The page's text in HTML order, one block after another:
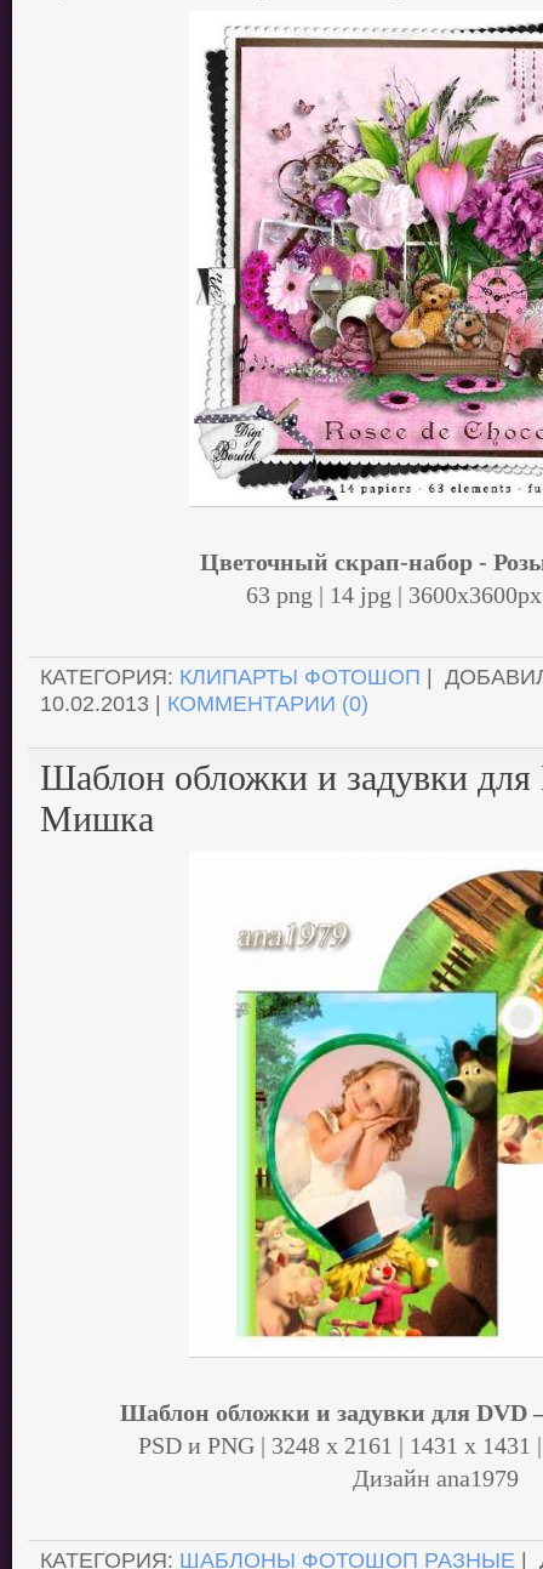
Цветочный скрап-набор -
63 png | 14 jpg |
КАТЕГОРИЯ: КЛИПАРТЫ ФОТОШОП |
10.02.2013 | КОММЕНТАРИИ (0)
Шаблон обложки и задувки
Мишка
Шаблон обложки и задувки для
PSD и PNG | 3248 x 2161 | 1431 x
Дизайн ana1979
КАТЕГОРИЯ: ШАБЛОНЫ ФОТОШОП РАЗНЫЕ |